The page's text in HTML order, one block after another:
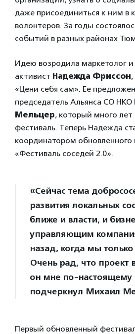
даже присоединиться к ним в
волонтеров. За годы
событий в разных районах
Идею возродила маркетолог
активист Надежда Фриссон
«Цени себя сам». Ее
председатель Альянса СО НКО
Мельцер, который много лет
фестиваль. Теперь Надежда
координатором
«Фестиваль соседей 2.0».
«Сейчас тема
развития локальных
ближе и власти, и
управляющим
назад, когда мы
Очень рад, что проект
он мне по-настоящему
подчеркнул Михаил
Первый обновленный